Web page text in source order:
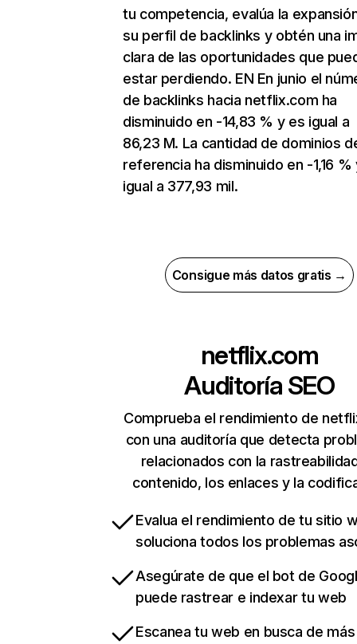
tu competencia, evalúa la
su perfil de backlinks y obtén una
clara de las oportunidades que
estar perdiendo. EN En junio el
de backlinks hacia netflix.com ha
disminuido en -14,83 % y es igual a
86,23 M. La cantidad de dominios
referencia ha disminuido en -1,16 %
igual a 377,93 mil.
Consigue más datos gratis →
netflix.com
Auditoría SEO
Comprueba el rendimiento de
con una auditoría que detecta
relacionados con la
contenido, los enlaces y la
Evalua el rendimiento de tu sitio
soluciona todos los problemas
Asegúrate de que el bot de
puede rastrear e indexar tu web
Escanea tu web en busca de